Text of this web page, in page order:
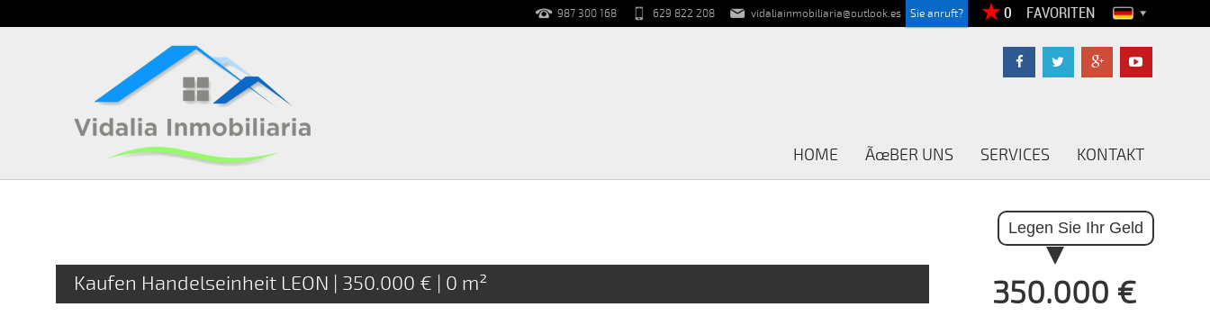
FAVORITEN
Sie anruft?
vidaliainmobiliaria@outlook.es
629 822 208
987 300 168
HOME ÃœBER UNS SERVICES KONTAKT
Kaufen Handelseinheit LEON | 350.000 € | 0 m²
Legen Sie Ihr Geld
350.000 €